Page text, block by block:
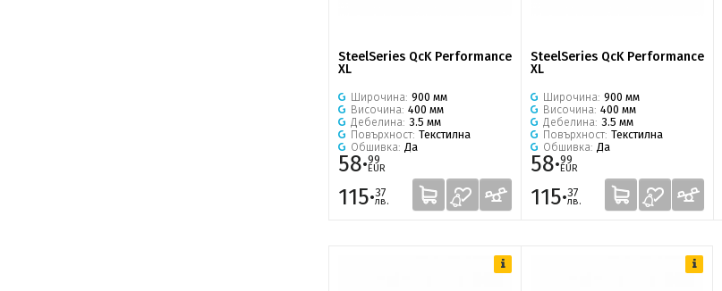
SteelSeries QcK Performance
XL
Широчина: 900 мм
Височина: 400 мм
Дебелина: 3.5 мм
Повърхност: Текстилна
Обшивка: Да
58·99
EUR
115·37
лв.
SteelSeries QcK Performance
XL
Широчина: 900 мм
Височина: 400 мм
Дебелина: 3.5 мм
Повърхност: Текстилна
Обшивка: Да
58·99
EUR
115·37
лв.